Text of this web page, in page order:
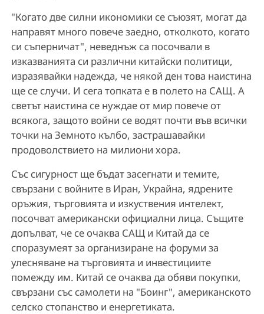
"Когато две силни икономики се съюзят, могат да
направят много повече заедно, отколкото, когато
си съперничат", неведнъж са посочвали в
изказванията си различни китайски политици,
изразявайки надежда, че някой ден това наистина
ще се случи. И сега топката е в полето на САЩ. А
светът наистина се нуждае от мир повече от
всякога, защото войни се водят почти във всички
точки на Земното кълбо, застрашавайки
продоволствието на милиони хора.
Със сигурност ще бъдат засегнати и темите,
свързани с войните в Иран, Украйна, ядрените
оръжия, търговията и изкуствения интелект,
посочват американски официални лица. Същите
допълват, че се очаква САЩ и Китай да се
споразумеят за организиране на форуми за
улесняване на търговията и инвестициите
помежду им. Китай се очаква да обяви покупки,
свързани със самолети на "Боинг", американското
селско стопанство и енергетиката.